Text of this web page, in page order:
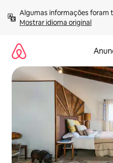
para
Mostrar idioma original